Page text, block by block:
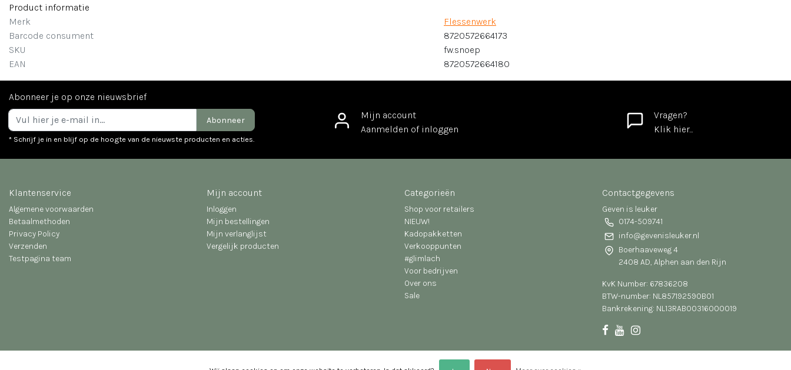
Product informatie
Merk
Flessenwerk
Barcode consument
8720572664173
SKU
fw.snoep
EAN
8720572664180
Abonneer je op onze nieuwsbrief
Abonneer
* Schrijf je in en blijf op de hoogte van de nieuwste producten en acties.
Mijn account
Aanmelden of inloggen
Vragen?
Klik hier...
Klantenservice
Algemene voorwaarden
Betaalmethoden
Privacy Policy
Verzenden
Testpagina team
Mijn account
Inloggen
Mijn bestellingen
Mijn verlanglijst
Vergelijk producten
Categorieën
Shop voor retailers
NIEUW!
Kadopakketten
Verkooppunten
#glimlach
Voor bedrijven
Over ons
Sale
Contactgegevens
Geven is leuker
0174-509741
info@gevenisleuker.nl
Boerhaaveweg 4
2408 AD, Alphen aan den Rijn
KvK Number: 67836208
BTW-number: NL857192590B01
Bankrekening: NL13RABO0316000019